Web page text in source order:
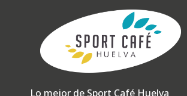
Lo mejor de Sport Café Huelva